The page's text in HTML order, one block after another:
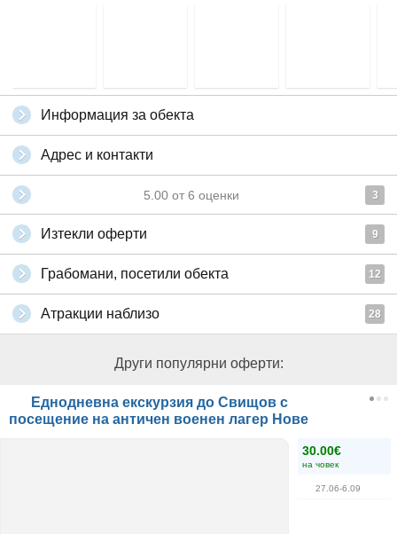
Информация за обекта
Адрес и контакти
5.00 от 6 оценки 3
Изтекли оферти 9
Грабомани, посетили обекта 12
Атракции наблизо 28
Други популярни оферти:
Еднодневна екскурзия до Свищов с
посещение на античен военен лагер Нове
30.00€
на човек
27.06-6.09